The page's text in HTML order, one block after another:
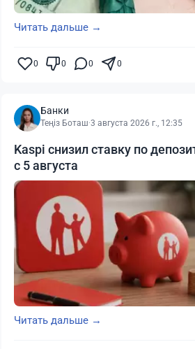
Читать дальше →
0 0 0 0
Банки
Теңіз Боташ·3 августа 2026 г., 12:35
Kaspi снизил ставку по
с 5 августа
Читать дальше →